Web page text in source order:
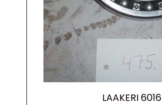
LAAKERI 6016